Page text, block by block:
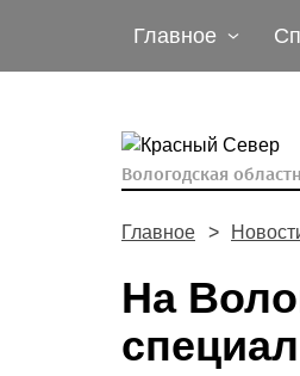
Главное
Вологодская
Главное
На